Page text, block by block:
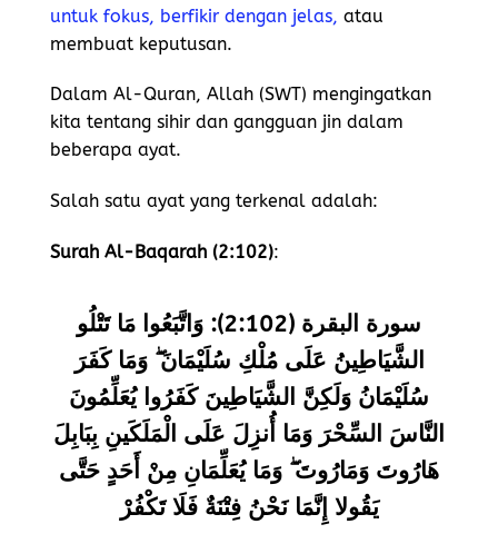
untuk fokus, berfikir dengan jelas, atau
membuat keputusan.
Dalam Al-Quran, Allah (SWT) mengingatkan
kita tentang sihir dan gangguan jin dalam
beberapa ayat.
Salah satu ayat yang terkenal adalah:
Surah Al-Baqarah (2:102):
سورة البقرة (2:102): وَاتَّبَعُوا مَا تَتْلُو
الشَّيَاطِينُ عَلَى مُلْكِ سُلَيْمَانَ ۖ وَمَا كَفَرَ
سُلَيْمَانُ وَلَكِنَّ الشَّيَاطِينَ كَفَرُوا يُعَلِّمُونَ
النَّاسَ السِّحْرَ وَمَا أُنزِلَ عَلَى الْمَلَكَينِ بِبَابِلَ
هَارُوتَ وَمَارُوتَ ۖ وَمَا يُعَلِّمَانِ مِنْ أَحَدٍ حَتَّى
يَقُولا إِنَّمَا نَحْنُ فِتْنَةٌ فَلَا تَكْفُرْ